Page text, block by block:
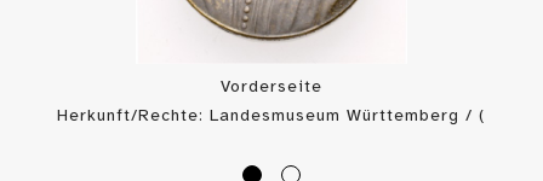
Vorderseite
Herkunft/Rechte: Landesmuseum Württemberg / (